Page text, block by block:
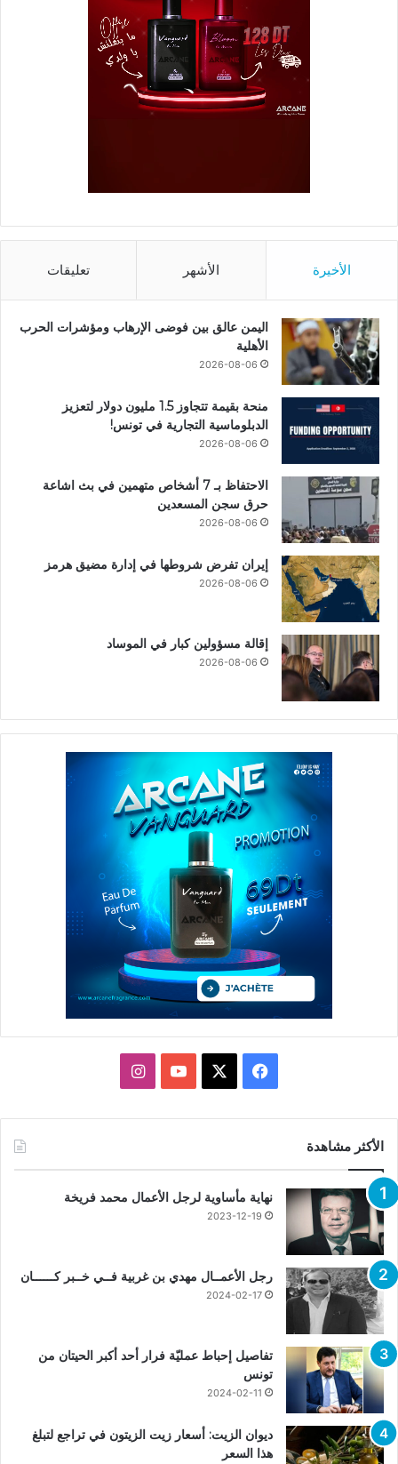
الأخيرة الأشهر تعليقات
اليمن عالق بين فوضى الإرهاب ومؤشرات الحرب
الأهلية
2026-08-06
منحة بقيمة تتجاوز 1.5 مليون دولار لتعزيز
الدبلوماسية التجارية في تونس!
2026-08-06
الاحتفاظ بـ 7 أشخاص متهمين في بث اشاعة
حرق سجن المسعدين
2026-08-06
إيران تفرض شروطها في إدارة مضيق هرمز
2026-08-06
إقالة مسؤولين كبار في الموساد
2026-08-06
فيسبوك يوتيوبانستقرام
الأكثر مشاهدة
نهاية مأساوية لرجل الأعمال محمد فريخة
2023-12-19
رجل الأعمــال مهدي بن غربية فــي خــبر كــــــان
2024-02-17
تفاصيل إحباط عمليّة فرار أحد أكبر الحيتان من
تونس
2024-02-11
ديوان الزيت: أسعار زيت الزيتون في تراجع لتبلغ
هذا السعر